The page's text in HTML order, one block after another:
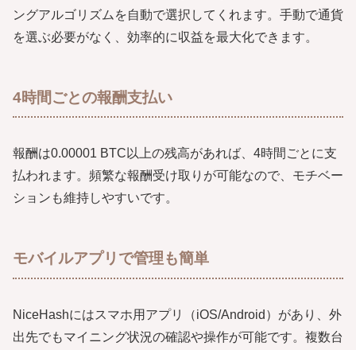
ングアルゴリズムを自動で選択してくれます。手動で通貨
を選ぶ必要がなく、効率的に収益を最大化できます。
4時間ごとの報酬支払い
報酬は0.00001 BTC以上の残高があれば、4時間ごとに支
払われます。頻繁な報酬受け取りが可能なので、モチベー
ションも維持しやすいです。
モバイルアプリで管理も簡単
NiceHashにはスマホ用アプリ（iOS/Android）があり、外
出先でもマイニング状況の確認や操作が可能です。複数台